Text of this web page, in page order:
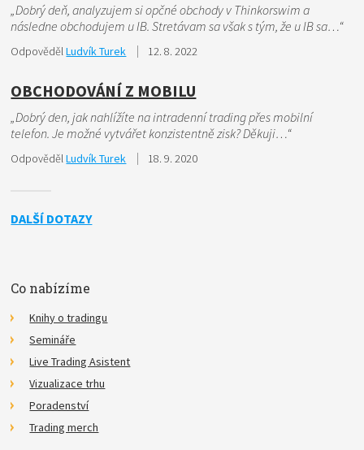
„Dobrý deň, analyzujem si opčné obchody v Thinkorswim a
následne obchodujem u IB. Stretávam sa však s tým, že u IB sa…“
OdpovědělLudvík Turek 12. 8. 2022
OBCHODOVÁNÍ Z MOBILU
„Dobrý den, jak nahlížíte na intradenní trading přes mobilní
telefon. Je možné vytvářet konzistentně zisk? Děkuji…“
OdpovědělLudvík Turek 18. 9. 2020
DALŠÍ DOTAZY
Co nabízíme
Knihy o tradingu
Semináře
Live Trading Asistent
Vizualizace trhu
Poradenství
Trading merch